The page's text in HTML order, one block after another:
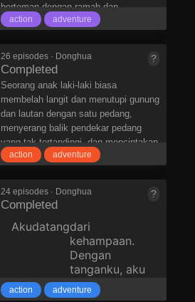
dipedulikan oleh siapa pun, hiduplah
dewa-dewa kuno. Serap
berteman dengan ramah dan
menghadapi musuh yang kuat, tetapi
akhirnya, dia menyelesaikan
kemajuan tak terbatas dan
memperoleh kemampuan yang kuat
untuk melindungi bumi.
action adventure
26 episodes · Donghua
Completed
?
Seorang anak laki-laki biasa
membelah langit dan menutupi gunung
dan lautan dengan satu pedang,
menyerang balik pendekar pedang
yang tak tertandingi, dan menciptakan
legenda yang luar biasa.
action adventure
24 episodes · Donghua
Completed
?
Akudatangdari
kehampaan.
Dengan
tanganku, aku
bisa membuat
langit runtuh
action adventure